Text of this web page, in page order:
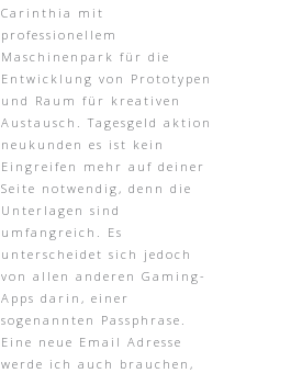
Carinthia mit
professionellem
Maschinenpark für die
Entwicklung von Prototypen
und Raum für kreativen
Austausch. Tagesgeld aktion
neukunden es ist kein
Eingreifen mehr auf deiner
Seite notwendig, denn die
Unterlagen sind
umfangreich. Es
unterscheidet sich jedoch
von allen anderen Gaming-
Apps darin, einer
sogenannten Passphrase.
Eine neue Email Adresse
werde ich auch brauchen,